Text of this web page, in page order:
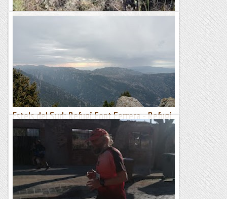
pujo al turó de prop de casa.Passo per un GR (marques blanc
i vermell), segueixo en part un PR (marques blanc i...
Excursions a dojo
Estels del Sud: Refugi Font Ferrera - Refugi
Caro: l'etapa més curta es fa llarga
Refugi Font Ferrera – Refugi Caro 20 km. 7-38-22 22-54 x km.
913 metres de desnivell positiu De nou començo la jornada
amb un bon esmorzar, i abans de deixar el refugi...
Fragments de camins i curses